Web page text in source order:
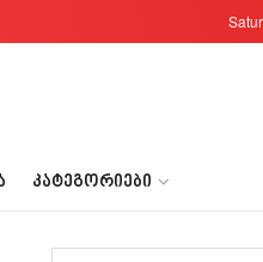
ᲙᲐᲢᲔᲒᲝᲠᲘᲔᲑᲘ